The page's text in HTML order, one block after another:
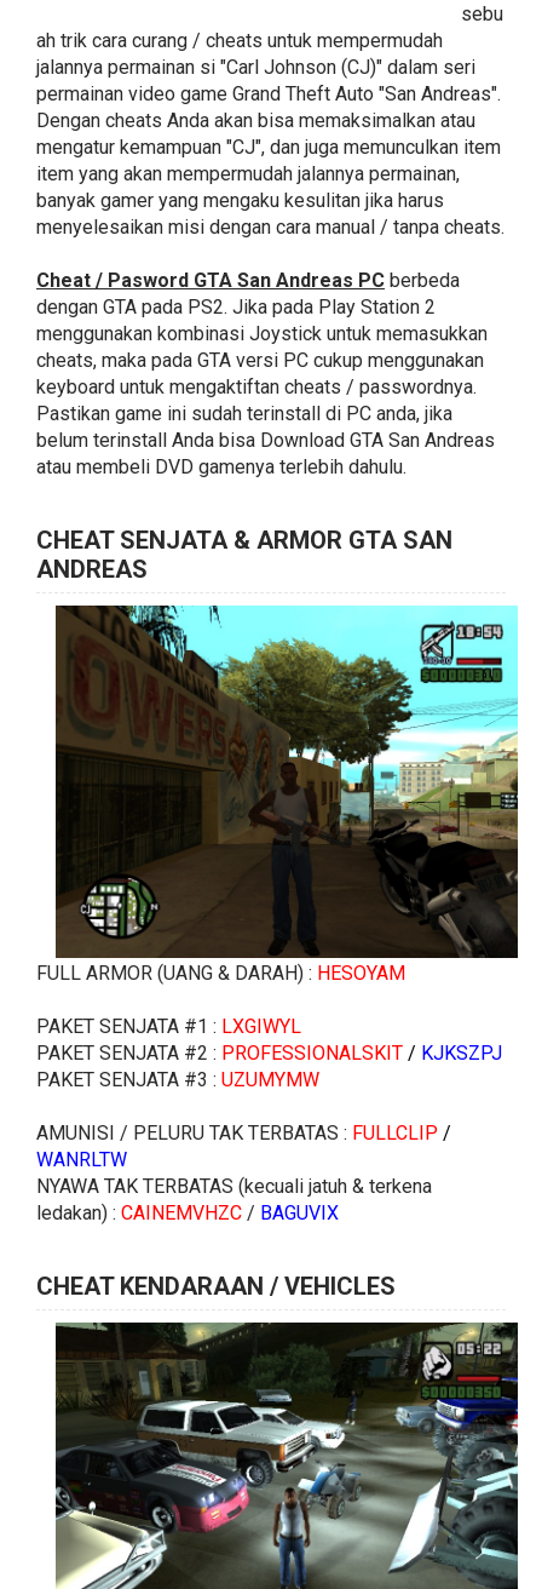
sebu
ah trik cara curang / cheats untuk mempermudah
jalannya permainan si "Carl Johnson (CJ)" dalam seri
permainan video game Grand Theft Auto "San Andreas".
Dengan cheats Anda akan bisa memaksimalkan atau
mengatur kemampuan "CJ", dan juga memunculkan item
item yang akan mempermudah jalannya permainan,
banyak gamer yang mengaku kesulitan jika harus
menyelesaikan misi dengan cara manual / tanpa cheats.
Cheat / Pasword GTA San Andreas PC berbeda
dengan GTA pada PS2. Jika pada Play Station 2
menggunakan kombinasi Joystick untuk memasukkan
cheats, maka pada GTA versi PC cukup menggunakan
keyboard untuk mengaktiftan cheats / passwordnya.
Pastikan game ini sudah terinstall di PC anda, jika
belum terinstall Anda bisa Download GTA San Andreas
atau membeli DVD gamenya terlebih dahulu.
CHEAT SENJATA & ARMOR GTA SAN
ANDREAS
FULL ARMOR (UANG & DARAH) : HESOYAM
PAKET SENJATA #1 : LXGIWYL
PAKET SENJATA #2 : PROFESSIONALSKIT / KJKSZPJ
PAKET SENJATA #3 : UZUMYMW
AMUNISI / PELURU TAK TERBATAS : FULLCLIP /
WANRLTW
NYAWA TAK TERBATAS (kecuali jatuh & terkena
ledakan) : CAINEMVHZC / BAGUVIX
CHEAT KENDARAAN / VEHICLES